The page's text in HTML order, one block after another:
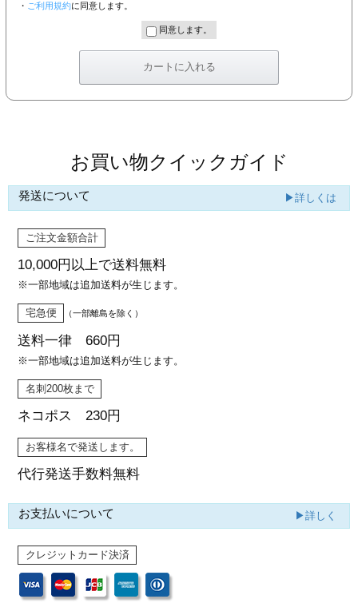
・ ご利用規約に同意します。
同意します。
お買い物クイックガイド
発送について ▶詳しくは
ご注文金額合計
10,000円以上で送料無料
※一部地域は追加送料が生じます。
宅急便 （一部離島を除く）
送料一律 660円
※一部地域は追加送料が生じます。
名刺200枚まで
ネコポス 230円
お客様名で発送します。
代行発送手数料無料
お支払いについて ▶詳しく
クレジットカード決済